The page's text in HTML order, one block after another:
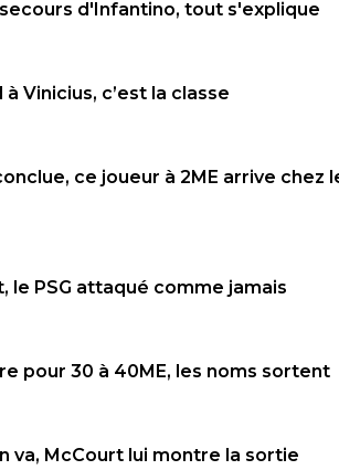
passer a la caisse. Ça fera sûrement plaisir
d'Infantino, tout s'explique
Vinicius, c’est la classe
ce joueur à 2ME arrive chez
le PSG attaqué comme jamais
pour 30 à 40ME, les noms sortent
va, McCourt lui montre la sortie